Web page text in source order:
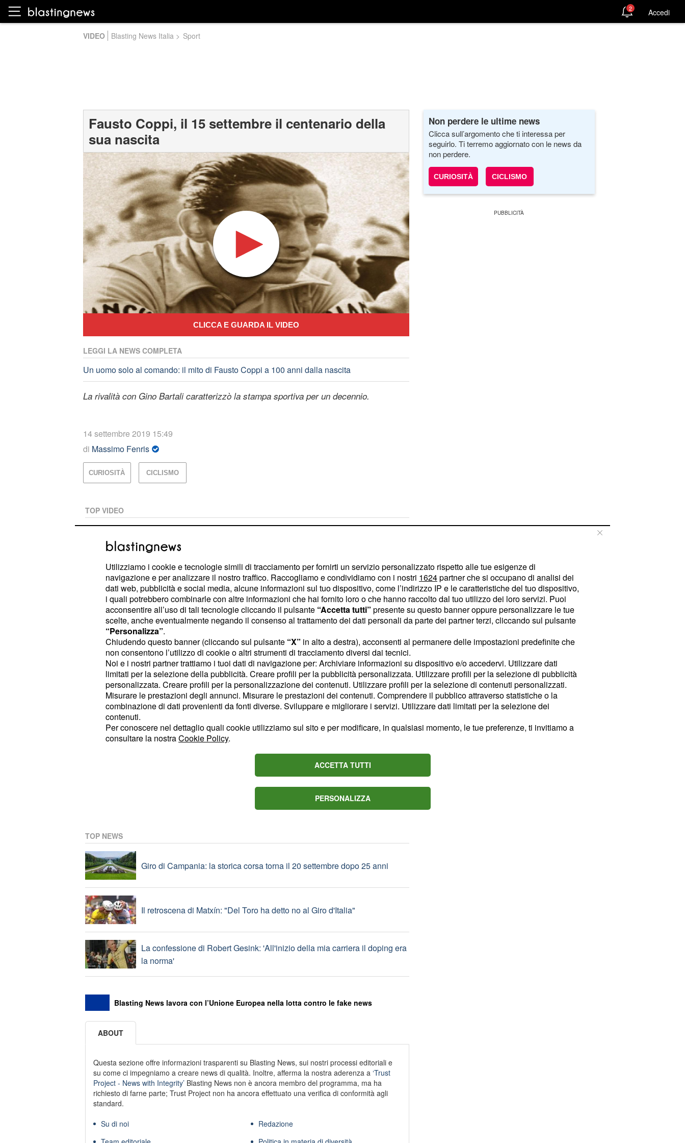
VIDEO Blasting News Italia > Sport
Fausto Coppi, il 15 settembre il centenario della
sua nascita
CLICCA E GUARDA IL VIDEO
LEGGI LA NEWS COMPLETA
Un uomo solo al comando: il mito di Fausto Coppi a 100 anni dalla nascita
La rivalità con Gino Bartali caratterizzò la stampa sportiva per un decennio.
14 settembre 2019 15:49
di Massimo Fenris
CURIOSITÀ CICLISMO
TOP VIDEO
dell'Alpe d'Huez
Tour, dietro sua maestà Pogacar per ora c'è il miglior Evenepoel di sempre
PLAYLIST
Tour, Vingegaard la prende con filosofia: 'Le cadute fanno parte del gioco'
Anticipazioni Beautiful: Ridge tenta di calmare Taylor
Spoiler My sweet lie: Sevket scopre le bugie di sua figlia
Eurogol di Zhegrova, la Juve batte il Chelsea
TOP NEWS
Giro di Campania: la storica corsa torna il 20 settembre dopo 25 anni
Il retroscena di Matxín: "Del Toro ha detto no al Giro d'Italia"
La confessione di Robert Gesink: 'All'inizio della mia carriera il doping era
la norma'
Blasting News lavora con l’Unione Europea nella lotta contro le fake news
ABOUT
Questa sezione offre informazioni trasparenti su Blasting News, sui nostri processi editoriali e
su come ci impegniamo a creare news di qualità. Inoltre, afferma la nostra aderenza a ‘Trust
Project - News with Integrity’Blasting News non è ancora membro del programma, ma ha
richiesto di farne parte; Trust Project non ha ancora effettuato una verifica di conformità agli
standard.
Su di noi
Redazione
Non perdere le ultime news
Clicca sull’argomento che ti interessa per
seguirlo. Ti terremo aggiornato con le news da
non perdere.
CURIOSITÀ CICLISMO
2 Accedi
Utilizziamo i cookie e tecnologie simili di tracciamento per fornirti un servizio personalizzato rispetto alle tue esigenze di
navigazione e per analizzare il nostro traffico. Raccogliamo e condividiamo con i nostri 1624partner che si occupano di analisi dei
dati web, pubblicità e social media, alcune informazioni sul tuo dispositivo, come l’indirizzo IP e le caratteristiche del tuo dispositivo,
i quali potrebbero combinarle con altre informazioni che hai fornito loro o che hanno raccolto dal tuo utilizzo dei loro servizi. Puoi
acconsentire all’uso di tali tecnologie cliccando il pulsante “Accetta tutti” presente su questo banner oppure personalizzare le tue
scelte, anche eventualmente negando il consenso al trattamento dei dati personali da parte dei partner terzi, cliccando sul pulsante
“Personalizza”.
Chiudendo questo banner (cliccando sul pulsante “X” in alto a destra), acconsenti al permanere delle impostazioni predefinite che
non consentono l’utilizzo di cookie o altri strumenti di tracciamento diversi dai tecnici.
Noi e i nostri partner trattiamo i tuoi dati di navigazione per: Archiviare informazioni su dispositivo e/o accedervi. Utilizzare dati
limitati per la selezione della pubblicità. Creare profili per la pubblicità personalizzata. Utilizzare profili per la selezione di pubblicità
personalizzata. Creare profili per la personalizzazione dei contenuti. Utilizzare profili per la selezione di contenuti personalizzati.
Misurare le prestazioni degli annunci. Misurare le prestazioni dei contenuti. Comprendere il pubblico attraverso statistiche o la
combinazione di dati provenienti da fonti diverse. Sviluppare e migliorare i servizi. Utilizzare dati limitati per la selezione dei
contenuti.
Per conoscere nel dettaglio quali cookie utilizziamo sul sito e per modificare, in qualsiasi momento, le tue preferenze, ti invitiamo a
consultare la nostraCookie Policy.
ACCETTA TUTTI
PERSONALIZZA